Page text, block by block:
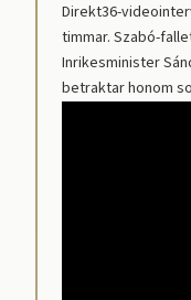
Direkt36-
timmar. Szabó-
Inrikesminister
betraktar honom